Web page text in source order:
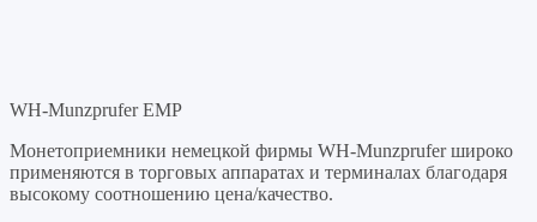
WH-Munzprufer EMP
Монетоприемники немецкой фирмы WH-Munzprufer широко
применяются в торговых аппаратах и терминалах благодаря
высокому соотношению цена/качество.